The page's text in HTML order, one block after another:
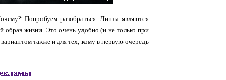
Попробуем разобраться. Линзы являются
образ жизни. Это очень удобно (и не только при
также и для тех, кому в первую очередь